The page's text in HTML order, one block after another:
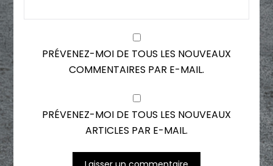
PRÉVENEZ-MOI DE TOUS LES NOUVEAUX
COMMENTAIRES PAR E-MAIL.
PRÉVENEZ-MOI DE TOUS LES NOUVEAUX
ARTICLES PAR E-MAIL.